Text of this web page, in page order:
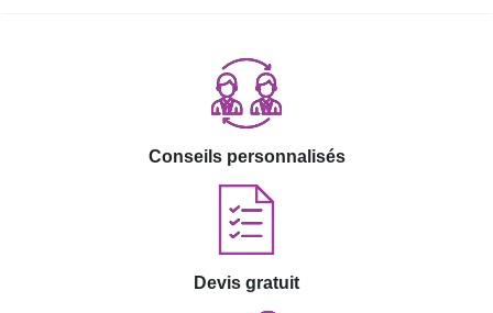
Conseils personnalisés
Devis gratuit